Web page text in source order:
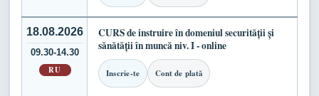
18.08.2026
09.30-14.30
RU
CURS de instruire în domeniul securității și
sănătății în muncă niv. I - online
Inscrie-te Cont de plată